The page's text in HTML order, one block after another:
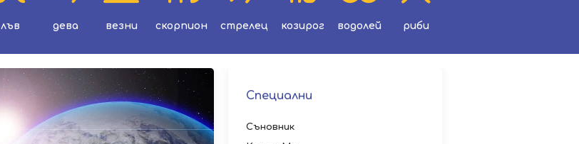
лъв дева везни скорпион стрелец козирог водолей риби
Специални
Съновник